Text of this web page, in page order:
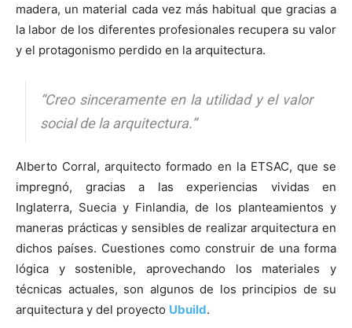
madera, un material cada vez más habitual que gracias a
la labor de los diferentes profesionales recupera su valor
y el protagonismo perdido en la arquitectura.
“Creo sinceramente en la utilidad y el valor
social de la arquitectura.”
Alberto Corral, arquitecto formado en la ETSAC, que se
impregnó, gracias a las experiencias vividas en
Inglaterra, Suecia y Finlandia, de los planteamientos y
maneras prácticas y sensibles de realizar arquitectura en
dichos países. Cuestiones como construir de una forma
lógica y sostenible, aprovechando los materiales y
técnicas actuales, son algunos de los principios de su
arquitectura y del proyecto Ubuild.